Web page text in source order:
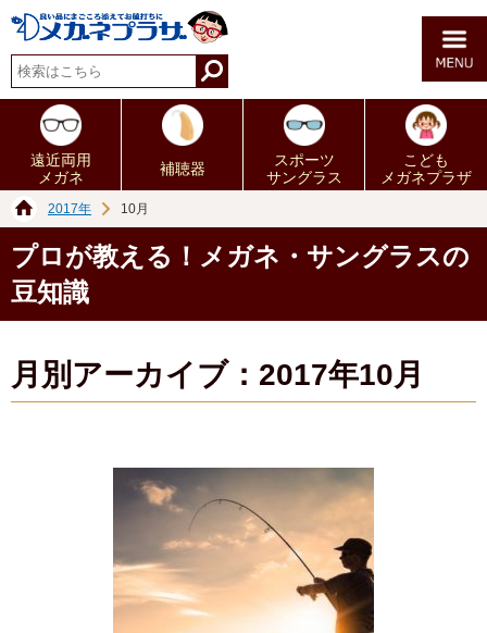
遠近両用
メガネ
補聴器
スポーツ
サングラス
こども
メガネプラザ
2017年 10月
プロが教える！メガネ・サングラスの
豆知識
月別アーカイブ：2017年10月